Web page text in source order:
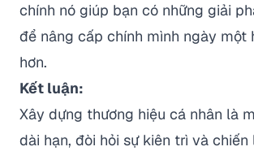
chính nó giúp bạn có những giải
để nâng cấp chính mình ngày một
hơn.
Kết luận:
Xây dựng thương hiệu cá nhân là
dài hạn, đòi hỏi sự kiên trì và chiến